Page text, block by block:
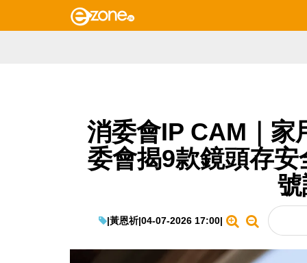
消委會IP CAM｜家
委會揭9款鏡頭存
|黃恩祈|04-07-2026 17:00|